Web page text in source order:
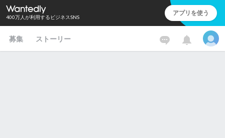
400万人が利用するビジネスSNS アプリを使う
募集 ストーリー